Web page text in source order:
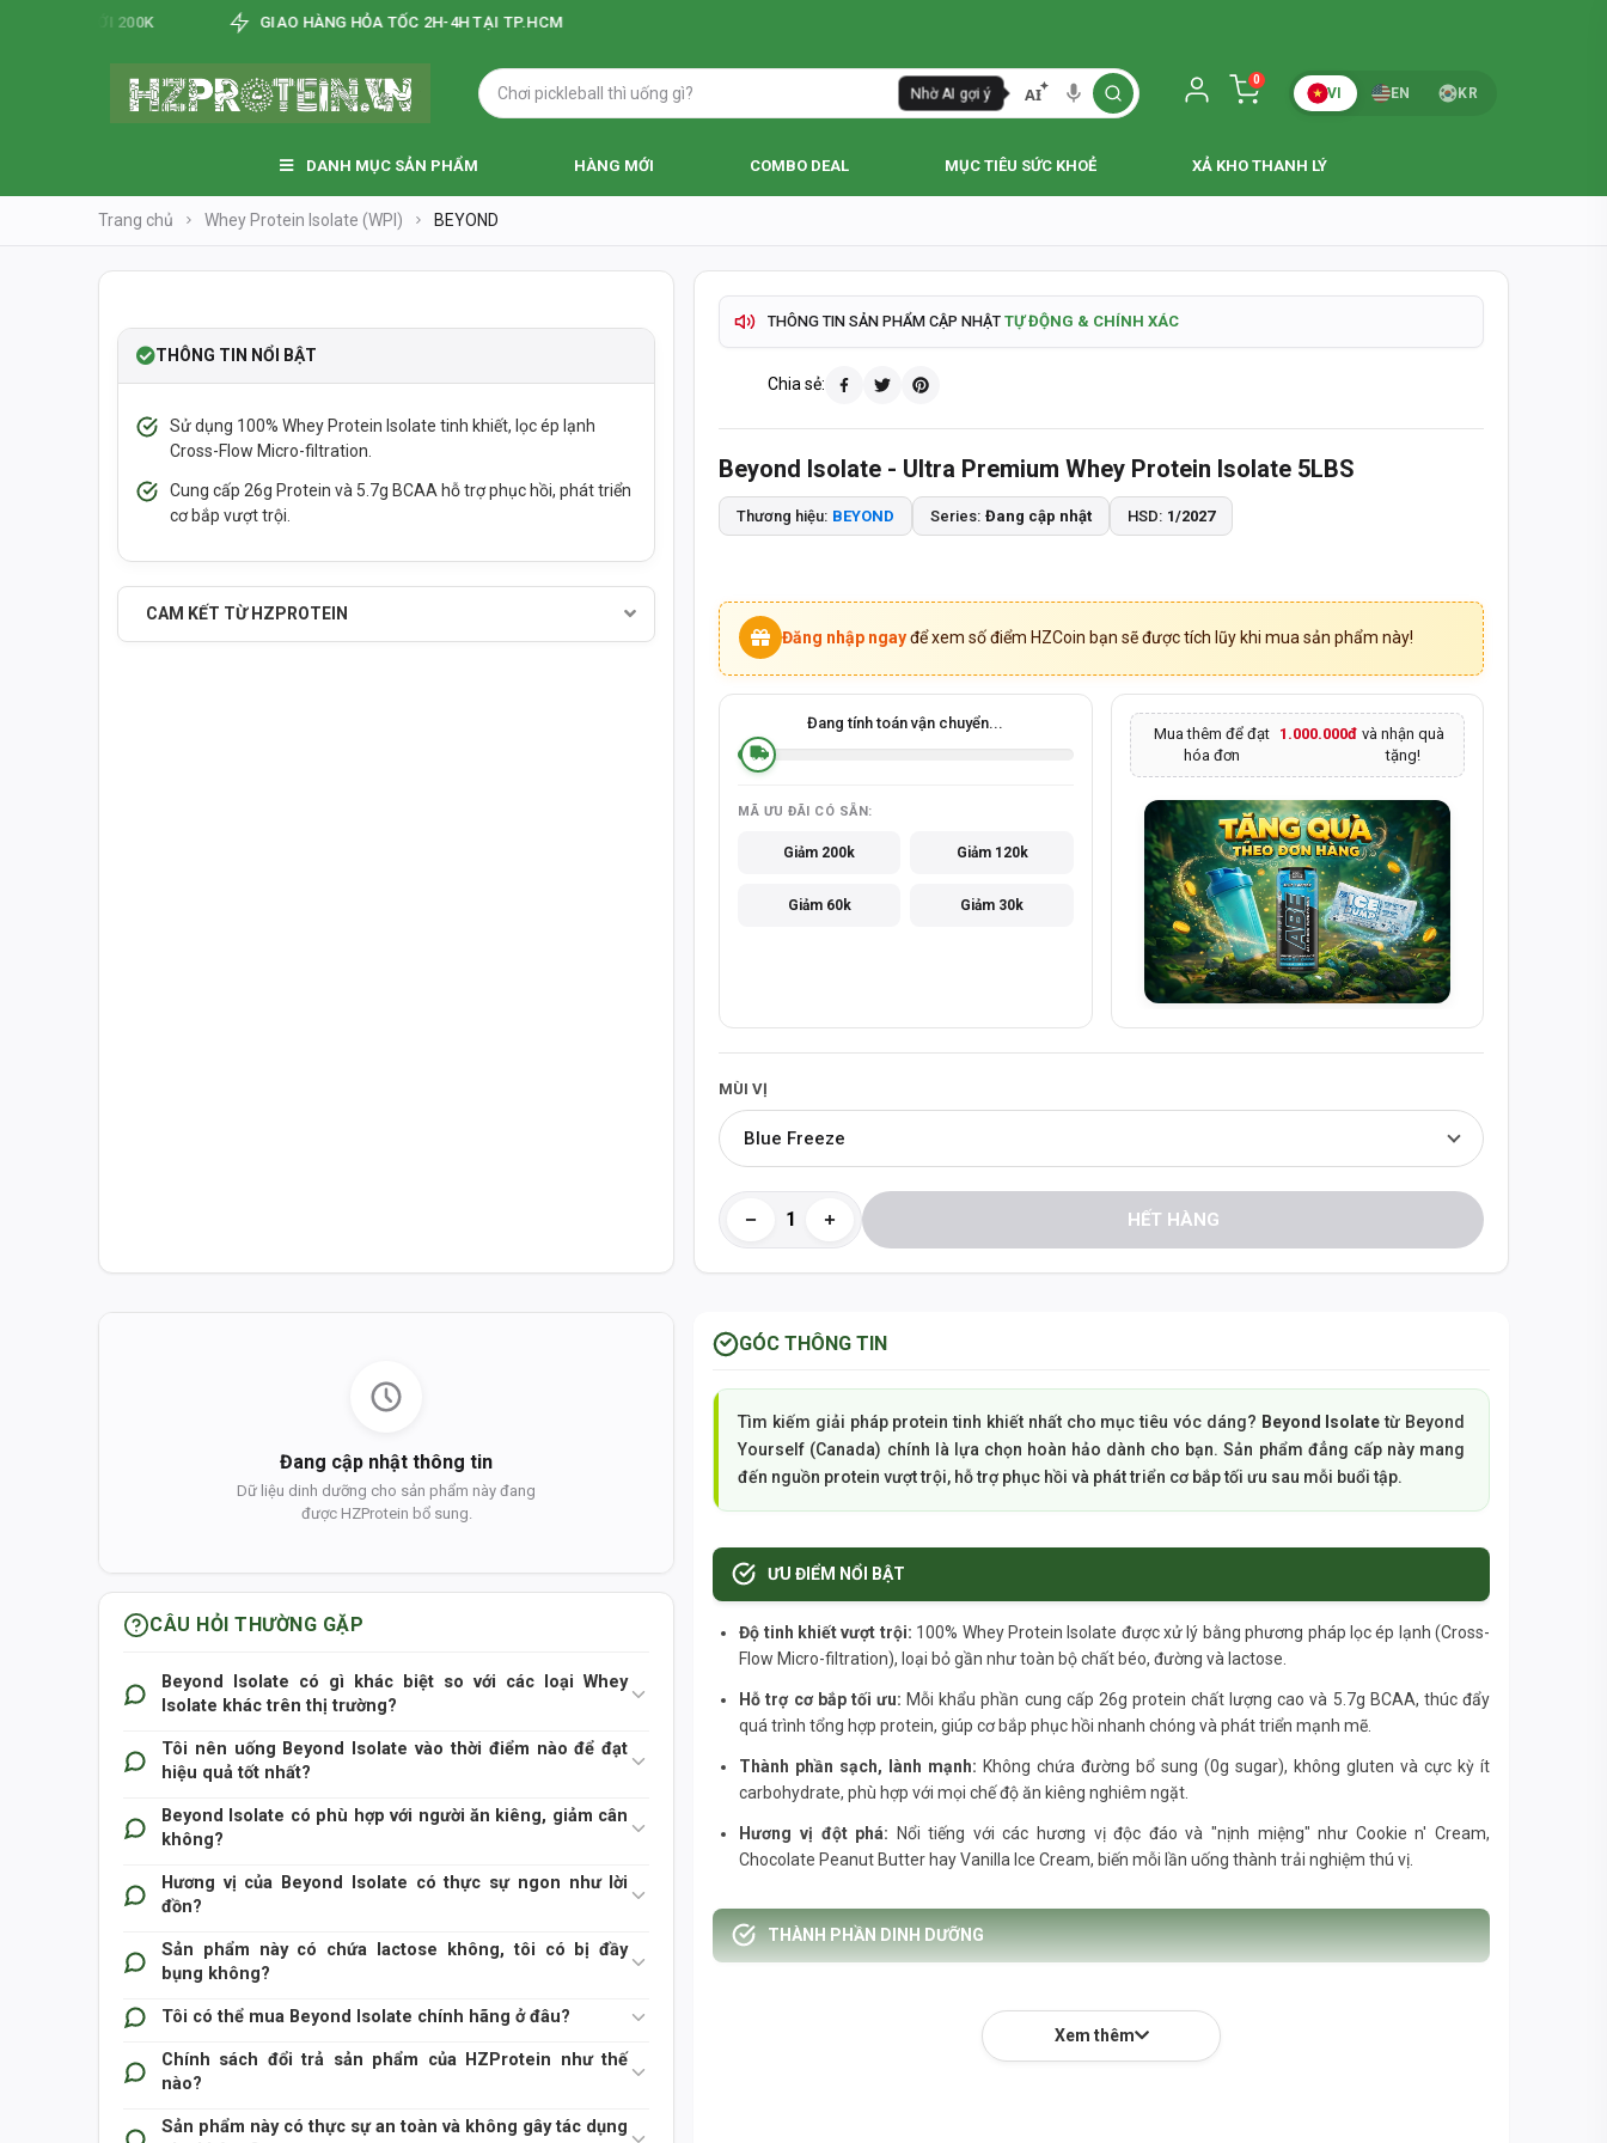
GIAO HÀNG HỎA TỐC 2H-4H TẠI TP.HCM
Nhờ AI gợi ý AI
0
VI EN KR
DANH MỤC SẢN PHẨM HÀNG MỚI COMBO DEAL MỤC TIÊU SỨC KHOẺ XẢ KHO THANH LÝ
Trang chủ Whey Protein Isolate (WPI) BEYOND
THÔNG TIN NỔI BẬT
Sử dụng 100% Whey Protein Isolate tinh khiết, lọc ép lạnh
Cross-Flow Micro-filtration.
Cung cấp 26g Protein và 5.7g BCAA hỗ trợ phục hồi, phát triển
cơ bắp vượt trội.
CAM KẾT TỪ HZPROTEIN
SẢN PHẨM CHÍNH HÃNG - THANH TOÁN KHI NHẬN HÀNG
THÔNG TIN SẢN PHẨM CẬP NHẬT TỰ ĐỘNG & CHÍNH XÁC
GIAO HÀNG HOẢ TỐC TP.HCM
GIAO HÀNG TOÀN QUỐC -ĐỔI TRẢ 15 NGÀY
TÍCH ĐIỂM MUA HÀNG - QUÀ TẶNG HẤP DẪN
TƯ VẤN ĐẶT HÀNG QUA HOTLINE093 447 4242
SẢN PHẨM CHÍNH HÃNG - THANH TOÁN KHI NHẬN HÀNG
Chia sẻ:
Beyond Isolate - Ultra Premium Whey Protein Isolate 5LBS
Thương hiệu: BEYOND Series: Đang cập nhật HSD: 1/2027
Đăng nhập ngay để xem số điểm HZCoin bạn sẽ được tích lũy khi mua sản phẩm này!
Đang tính toán vận chuyển...
MÃ ƯU ĐÃI CÓ SẴN:
Giảm 200k Giảm 120k
Giảm 60k Giảm 30k
Mua thêm để đạt
hóa đơn
1.000.000đ và nhận quà
tặng!
MÙI VỊ
Blue Freeze
HẾT HÀNG
Đang cập nhật thông tin
Dữ liệu dinh dưỡng cho sản phẩm này đang
được HZProtein bổ sung.
CÂU HỎI THƯỜNG GẶP
Beyond Isolate có gì khác biệt so với các loại Whey
Isolate khác trên thị trường?
Tôi nên uống Beyond Isolate vào thời điểm nào để đạt
hiệu quả tốt nhất?
Beyond Isolate có phù hợp với người ăn kiêng, giảm cân
không?
Hương vị của Beyond Isolate có thực sự ngon như lời
đồn?
Sản phẩm này có chứa lactose không, tôi có bị đầy
bụng không?
Tôi có thể mua Beyond Isolate chính hãng ở đâu?
Chính sách đổi trả sản phẩm của HZProtein như thế
nào?
Sản phẩm này có thực sự an toàn và không gây tác dụng
GÓC THÔNG TIN
Tìm kiếm giải pháp protein tinh khiết nhất cho mục tiêu vóc dáng? Beyond Isolatetừ Beyond
Yourself (Canada) chính là lựa chọn hoàn hảo dành cho bạn. Sản phẩm đẳng cấp này mang
đến nguồn protein vượt trội, hỗ trợ phục hồi và phát triển cơ bắp tối ưu sau mỗi buổi tập.
ƯU ĐIỂM NỔI BẬT
Độ tinh khiết vượt trội: 100% Whey Protein Isolate được xử lý bằng phương pháp lọc ép lạnh (Cross-
Flow Micro-filtration), loại bỏ gần như toàn bộ chất béo, đường và lactose.
Hỗ trợ cơ bắp tối ưu: Mỗi khẩu phần cung cấp 26g protein chất lượng cao và 5.7g BCAA, thúc đẩy
quá trình tổng hợp protein, giúp cơ bắp phục hồi nhanh chóng và phát triển mạnh mẽ.
Thành phần sạch, lành mạnh: Không chứa đường bổ sung (0g sugar), không gluten và cực kỳ ít
carbohydrate, phù hợp với mọi chế độ ăn kiêng nghiêm ngặt.
Hương vị đột phá: Nổi tiếng với các hương vị độc đáo và "nịnh miệng" như Cookie n' Cream,
Chocolate Peanut Butter hay Vanilla Ice Cream, biến mỗi lần uống thành trải nghiệm thú vị.
THÀNH PHẦN DINH DƯỠNG
Mỗi khẩu phần (Khoảng 31g)
Xem thêm